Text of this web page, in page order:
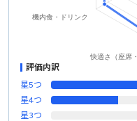
評価内訳
星5つ
星4つ
星3つ